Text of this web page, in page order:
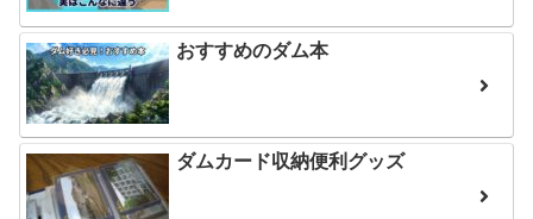
おすすめのダム本
ダムカード収納便利グッズ